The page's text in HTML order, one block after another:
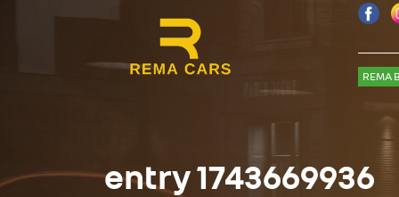
REMA
entry 1743669936